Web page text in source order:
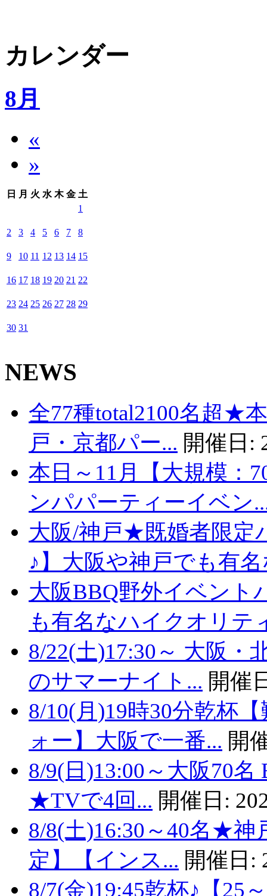
カレンダー
8月
«
»
日 月 火 水 木 金 土
1
2 3 4 5 6 7 8
9 10 11 12 13 14 15
16 17 18 19 20 21 22
23 24 25 26 27 28 29
30 31
NEWS
全77種total2100名超★
戸・京都パー... 開催日:
本日～11月【大規模：
ンパパーティーイベン
大阪/神戸★既婚者限定
♪】大阪や神戸でも有
大阪BBQ野外イベント
も有名なハイクオリテ
8/22(土)17:30～ 大阪
のサマーナイト... 開催
8/10(月)19時30分乾杯
ォー】大阪で一番... 開
8/9(日)13:00～大阪70
★TVで4回... 開催日:
8/8(土)16:30～40名★神
定】【インス... 開催日:
8/7(金)19:45乾杯♪【25